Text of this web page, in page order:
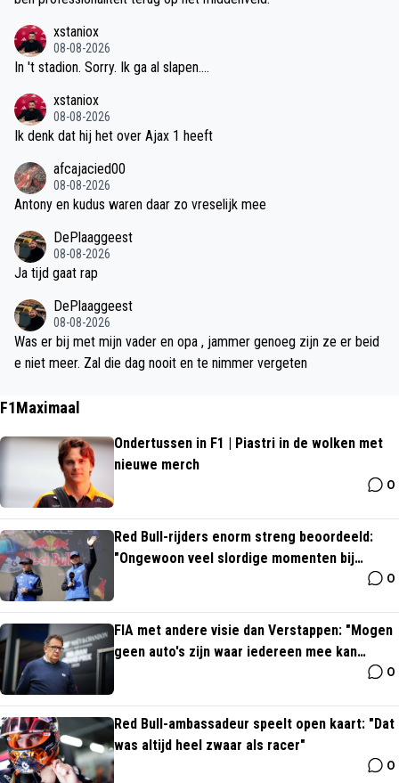
xstaniox
08-08-2026
In 't stadion. Sorry. Ik ga al slapen....
xstaniox
08-08-2026
Ik denk dat hij het over Ajax 1 heeft
afcajacied00
08-08-2026
Antony en kudus waren daar zo vreselijk mee
DePlaaggeest
08-08-2026
Ja tijd gaat rap
DePlaaggeest
08-08-2026
Was er bij met mijn vader en opa , jammer genoeg zijn ze er beid
e niet meer. Zal die dag nooit en te nimmer vergeten
F1Maximaal
Ondertussen in F1 | Piastri in de wolken met
nieuwe merch
0
Red Bull-rijders enorm streng beoordeeld:
"Ongewoon veel slordige momenten bij
0
FIA met andere visie dan Verstappen: "Mogen
geen auto's zijn waar iedereen mee kan
0
Red Bull-ambassadeur speelt open kaart: "Dat
was altijd heel zwaar als racer"
0